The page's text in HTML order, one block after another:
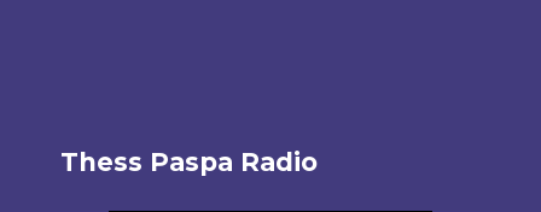
Thess Paspa Radio